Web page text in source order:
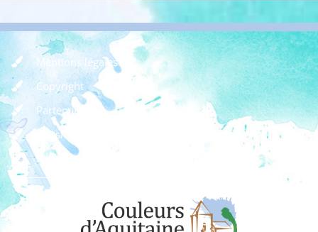
Mentions légales
Copyright
Partenaires
Dossier de presse
Règlement des concours